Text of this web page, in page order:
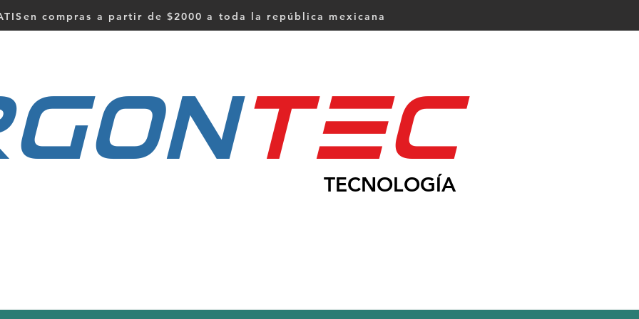
compras a partir de $2000 a toda la república mexicana
tEc
TECNOLOGÍA